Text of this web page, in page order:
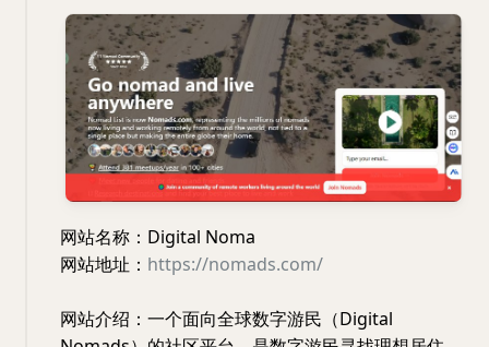
网站名称：Digital Noma
网站地址： https://nomads.com/
网站介绍：一个面向全球数字游民（Digital